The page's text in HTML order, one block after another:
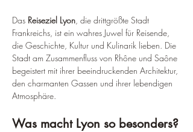
Das Reiseziel Lyon , die drittgrößte Stadt
Frankreichs, ist ein wahres Juwel für Reisende,
die Geschichte, Kultur und Kulinarik lieben. Die
Stadt am Zusammenfluss von Rhône und Saône
begeistert mit ihrer beeindruckenden Architektur,
den charmanten Gassen und ihrer lebendigen
Atmosphäre.
Was macht Lyon so besonders?